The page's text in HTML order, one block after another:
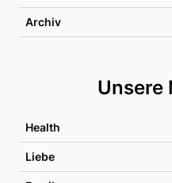
Archiv
Unsere
Health
Liebe